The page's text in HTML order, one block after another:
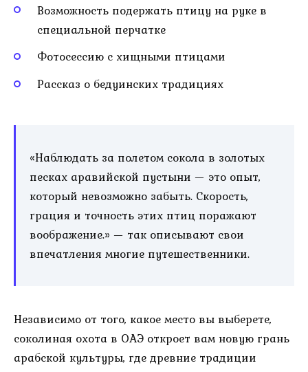
Возможность подержать птицу на руке в
специальной перчатке
Фотосессию с хищными птицами
Рассказ о бедуинских традициях
«Наблюдать за полетом сокола в золотых
песках аравийской пустыни — это опыт,
который невозможно забыть. Скорость,
грация и точность этих птиц поражают
воображение.» — так описывают свои
впечатления многие путешественники.
Независимо от того, какое место вы выберете,
соколиная охота в ОАЭ откроет вам новую грань
арабской культуры, где древние традиции